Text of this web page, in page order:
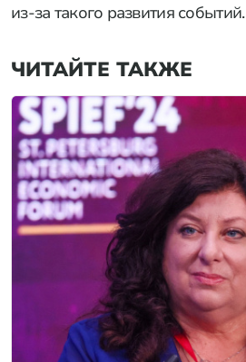
из-за такого развития событий.
ЧИТАЙТЕ ТАКЖЕ